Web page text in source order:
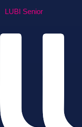
LUBI Senior